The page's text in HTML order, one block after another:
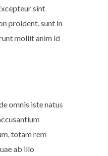
sint
proident, sunt in
mollit anim id
omnis iste natus
totam rem
ab illo